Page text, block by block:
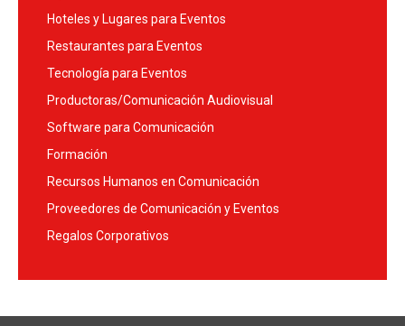
Hoteles y Lugares para Eventos
Restaurantes para Eventos
Tecnología para Eventos
Productoras/Comunicación Audiovisual
Software para Comunicación
Formación
Recursos Humanos en Comunicación
Proveedores de Comunicación y Eventos
Regalos Corporativos